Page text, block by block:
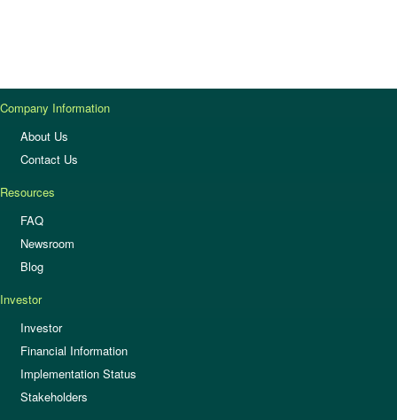
Company Information
About Us
Contact Us
Resources
FAQ
Newsroom
Blog
Investor
Investor
Financial Information
Implementation Status
Stakeholders